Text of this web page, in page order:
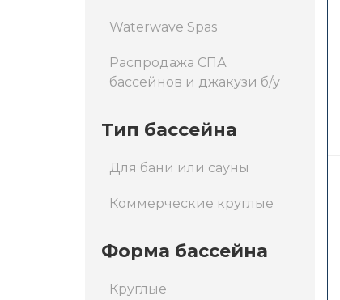
Waterwave Spas
Распродажа СПА
бассейнов и джакузи б/у
Тип бассейна
Для бани или сауны
Коммерческие круглые
Форма бассейна
Круглые